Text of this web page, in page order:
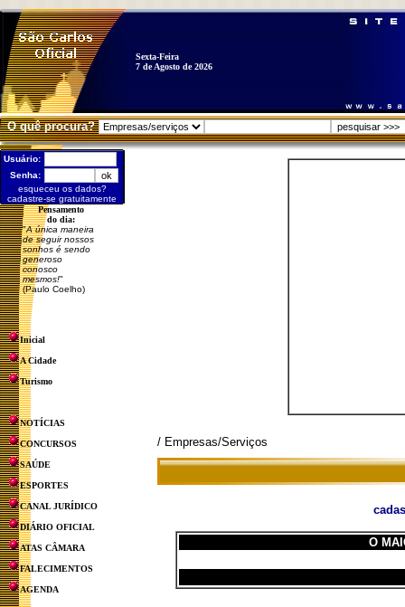
Sexta-Feira
7 de Agosto de 2026
O quê procura?
Usuário:
Senha:
esqueceu os dados?
cadastre-se gratuitamente
Pensamento
do dia:
"A única maneira
de seguir nossos
sonhos é sendo
generoso
conosco
mesmos!"
(Paulo Coelho)
Inicial
A Cidade
Turismo
NOTÍCIAS
CONCURSOS
SAÚDE
ESPORTES
CANAL JURÍDICO
DIÁRIO OFICIAL
ATAS CÂMARA
FALECIMENTOS
AGENDA
/ Empresas/Serviços
O